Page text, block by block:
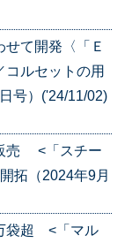
て開発〈「Ｅ
コルセットの用
号）('24/11/02)
売 <「スチー
拓（2024年9月
袋超 <「マル